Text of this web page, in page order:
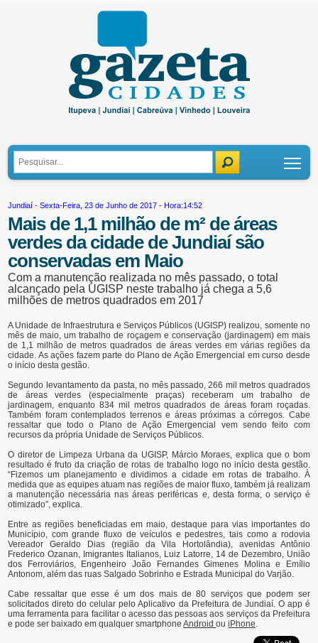
Jundiaí - Sexta-Feira, 23 de Junho de 2017 - Hora:14:52
Mais de 1,1 milhão de m² de áreas
verdes da cidade de Jundiaí são
conservadas em Maio
Com a manutenção realizada no mês passado, o total
alcançado pela UGISP neste trabalho já chega a 5,6
milhões de metros quadrados em 2017
A Unidade de Infraestrutura e Serviços Públicos (UGISP) realizou, somente no
mês de maio, um trabalho de roçagem e conservação (jardinagem) em mais
de 1,1 milhão de metros quadrados de áreas verdes em várias regiões da
cidade. As ações fazem parte do Plano de Ação Emergencial em curso desde
o início desta gestão.
Segundo levantamento da pasta, no mês passado, 266 mil metros quadrados
de áreas verdes (especialmente praças) receberam um trabalho de
jardinagem, enquanto 834 mil metros quadrados de áreas foram roçadas.
Também foram contemplados terrenos e áreas próximas a córregos. Cabe
ressaltar que todo o Plano de Ação Emergencial vem sendo feito com
recursos da própria Unidade de Serviços Públicos.
O diretor de Limpeza Urbana da UGISP, Márcio Moraes, explica que o bom
resultado é fruto da criação de rotas de trabalho logo no início desta gestão.
“Fizemos um planejamento e dividimos a cidade em rotas de trabalho. À
medida que as equipes atuam nas regiões de maior fluxo, também já realizam
a manutenção necessária nas áreas periféricas e, desta forma, o serviço é
otimizado”, explica.
Entre as regiões beneficiadas em maio, destaque para vias importantes do
Município, com grande fluxo de veículos e pedestres, tais como a rodovia
Vereador Geraldo Dias (região da Vila Hortolândia), avenidas Antônio
Frederico Ozanan, Imigrantes Italianos, Luiz Latorre, 14 de Dezembro, União
dos Ferroviários, Engenheiro João Fernandes Gimenes Molina e Emílio
Antonom, além das ruas Salgado Sobrinho e Estrada Municipal do Varjão.
Cabe ressaltar que esse é um dos mais de 80 serviços que podem ser
solicitados direto do celular pelo Aplicativo da Prefeitura de Jundiaí. O app é
uma ferramenta para facilitar o acesso das pessoas aos serviços da Prefeitura
e pode ser baixado em qualquer smartphoneAndroidouiPhone.